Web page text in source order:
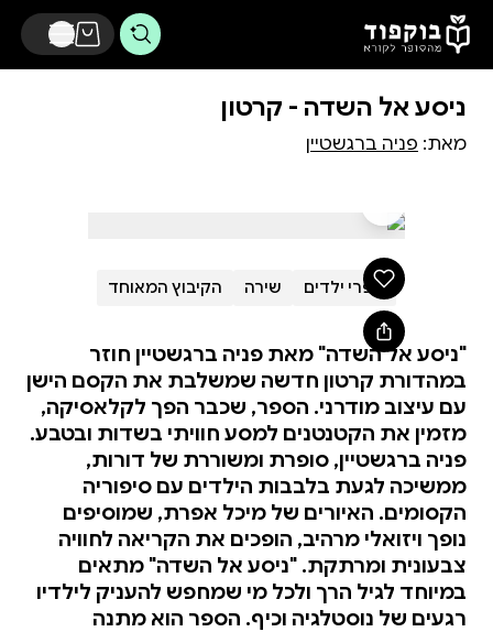
דלג לתוכן הראשי
ניסע אל השדה - קרטון
מאת: פניה ברגשטיין
ספרי ילדים שירה הקיבוץ המאוחד
"ניסע אל השדה" מאת פניה ברגשטיין חוזר
במהדורת קרטון חדשה שמשלבת את הקסם הישן
עם עיצוב מודרני. הספר, שכבר הפך לקלאסיקה,
מזמין את הקטנטנים למסע חוויתי בשדות ובטבע.
פניה ברגשטיין, סופרת ומשוררת של דורות,
ממשיכה לגעת בלבבות הילדים עם סיפוריה
הקסומים. האיורים של מיכל אפרת, שמוסיפים
נופך ויזואלי מרהיב, הופכים את הקריאה לחוויה
צבעונית ומרתקת. "ניסע אל השדה" מתאים
במיוחד לגיל הרך ולכל מי שמחפש להעניק לילדיו
רגעים של נוסטלגיה וכיף. הספר הוא מתנה